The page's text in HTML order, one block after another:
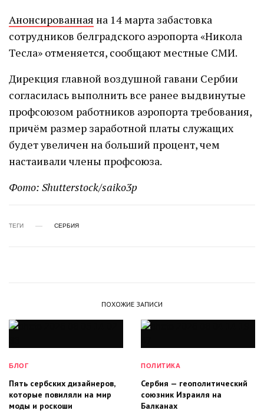
Анонсированная на 14 марта забастовка
сотрудников белградского аэропорта «Никола
Тесла» отменяется, сообщают местные СМИ.
Дирекция главной воздушной гавани Сербии
согласилась выполнить все ранее выдвинутые
профсоюзом работников аэропорта требования,
причём размер заработной платы служащих
будет увеличен на больший процент, чем
настаивали члены профсоюза.
Фото: Shutterstock/saiko3p
ТЕГИ СЕРБИЯ
ПОХОЖИЕ ЗАПИСИ
БЛОГ
Пять сербских дизайнеров,
которые повиляли на мир
моды и роскоши
ПОЛИТИКА
Сербия — геополитический
союзник Израиля на
Балканах